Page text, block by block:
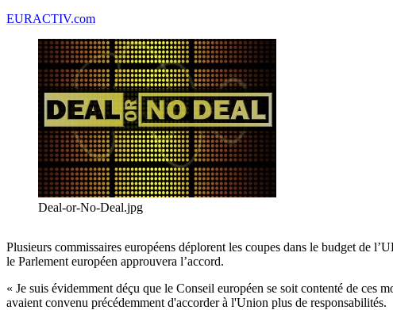
EURACTIV.com
Deal-or-No-Deal.jpg
Plusieurs commissaires européens déplorent les coupes dans le budget de
le Parlement européen approuvera l’accord.
« Je suis évidemment déçu que le Conseil européen se soit contenté de ces
avaient convenu précédemment d'accorder à l'Union plus de responsabilités.